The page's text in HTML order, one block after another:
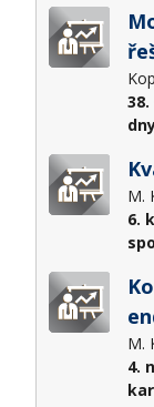
M.
6.
M.
4.